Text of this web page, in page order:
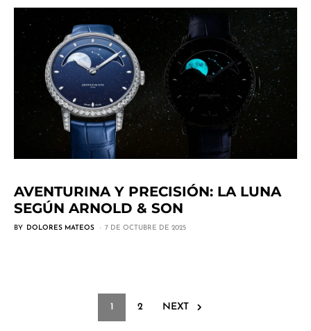
AVENTURINA Y PRECISIÓN: LA LUNA
SEGÚN ARNOLD & SON
BY DOLORES MATEOS 7 DE OCTUBRE DE 2025
1 2 NEXT